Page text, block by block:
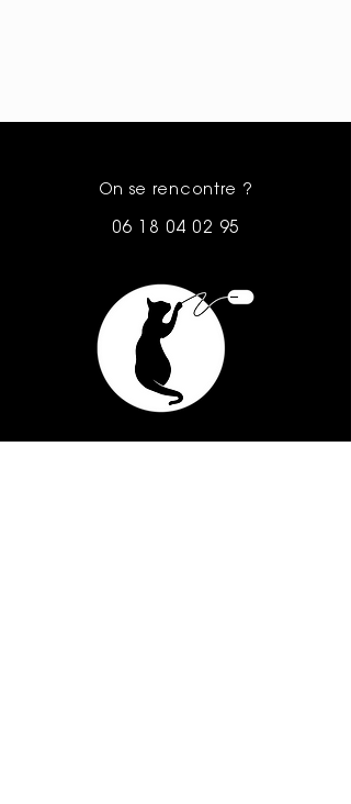
On se rencontre ?
06 18 04 02 95